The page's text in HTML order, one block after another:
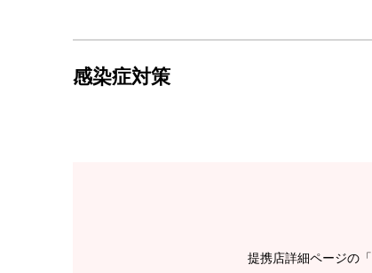
感染症対策
提携店詳細ページの「